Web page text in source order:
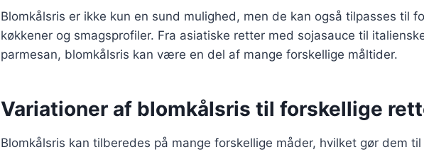
Blomkålsris er ikke kun en sund mulighed, men de kan også tilpasses til
køkkener og smagsprofiler. Fra asiatiske retter med sojasauce til
parmesan, blomkålsris kan være en del af mange forskellige måltider.
Variationer af blomkålsris til forskellige
Blomkålsris kan tilberedes på mange forskellige måder, hvilket gør dem